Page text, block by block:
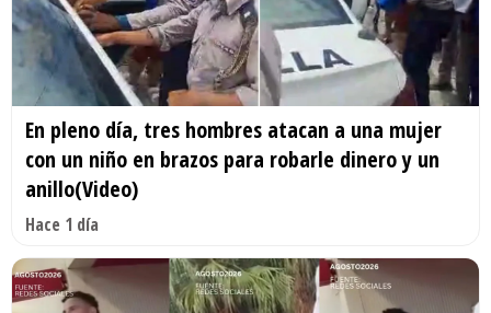
En pleno día, tres hombres atacan a una mujer
con un niño en brazos para robarle dinero y un
anillo(Video)
Hace 1 día